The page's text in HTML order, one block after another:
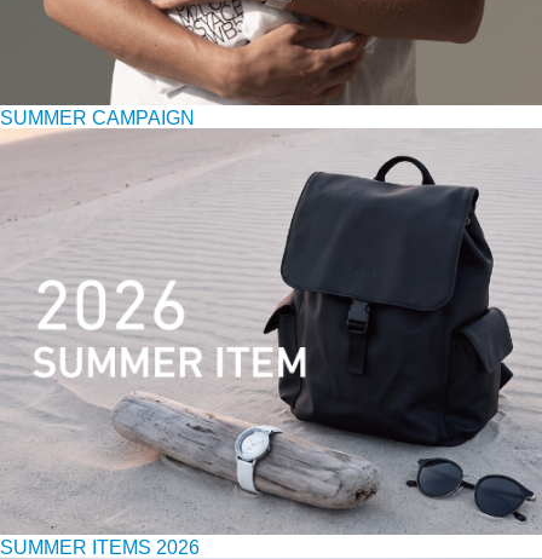
SUMMER CAMPAIGN
SUMMER ITEMS 2026